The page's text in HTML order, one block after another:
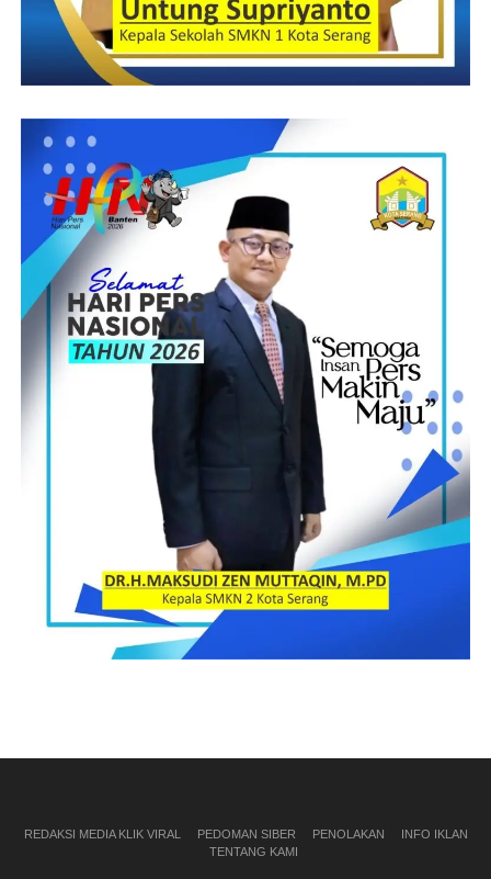
REDAKSI MEDIA KLIK VIRAL PEDOMAN SIBER PENOLAKAN
INFO IKLAN
TENTANG KAMI